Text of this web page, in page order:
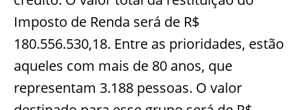
Imposto de Renda será de R$
180.556.530,18. Entre as prioridades, estão
aqueles com mais de 80 anos, que
representam 3.188 pessoas. O valor